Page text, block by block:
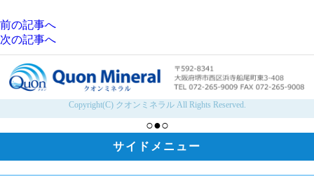
前の記事へ
次の記事へ
Copyright(C) クオンミネラル All Rights Reserved.
○●○
サイドメニュー